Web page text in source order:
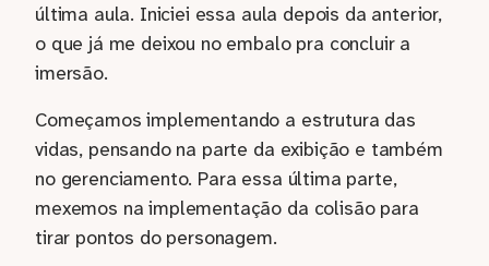
última aula. Iniciei essa aula depois da anterior,
o que já me deixou no embalo pra concluir a
imersão.
Começamos implementando a estrutura das
vidas, pensando na parte da exibição e também
no gerenciamento. Para essa última parte,
mexemos na implementação da colisão para
tirar pontos do personagem.